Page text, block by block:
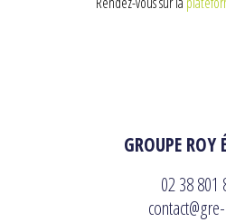
GROUPE ROY
02 38 801